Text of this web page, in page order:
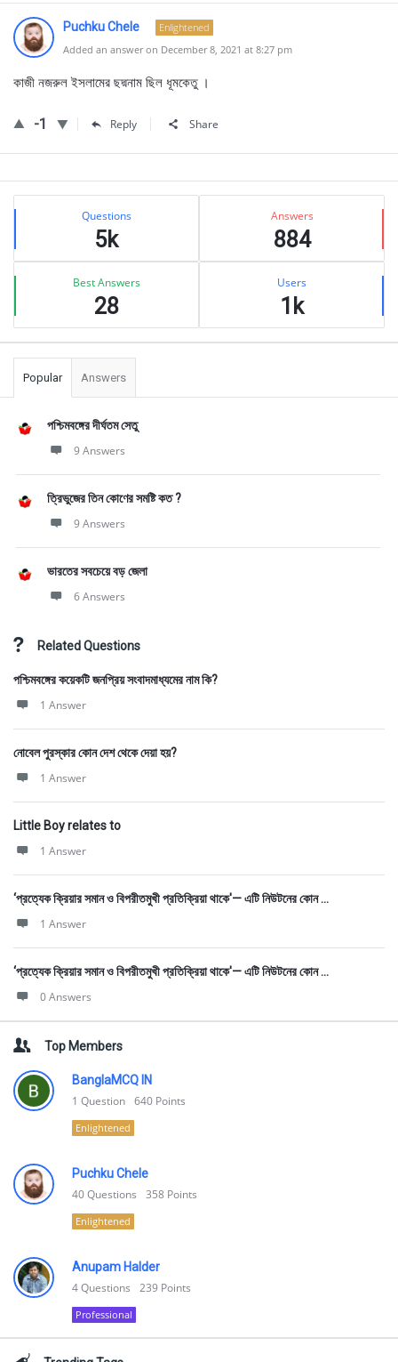
Puchku Chele
Enlightened
Added an answer on December 8, 2021 at 8:27 pm
কাজী নজরুল ইসলামের ছদ্মনাম ছিল ধূমকেতু ।
-1 Reply Share
Sidebar
Stats Questions
5k
Answers
884
Best Answers
28
Users
1k
Popular Answers
পশ্চিমবঙ্গের দীর্ঘতম সেতু
9 Answers
ত্রিভুজের তিন কোণের সমষ্টি কত ?
9 Answers
ভারতের সবচেয়ে বড় জেলা
6 Answers
Related Questions
পশ্চিমবঙ্গের কয়েকটি জনপ্রিয় সংবাদমাধ্যমের নাম কি?
1 Answer
নোবেল পুরস্কার কোন দেশ থেকে দেয়া হয়?
1 Answer
Little Boy relates to
1 Answer
‘প্রত্যেক ক্রিয়ার সমান ও বিপরীতমুখী প্রতিক্রিয়া থাকে'— এটি নিউটনের কোন ...
1 Answer
‘প্রত্যেক ক্রিয়ার সমান ও বিপরীতমুখী প্রতিক্রিয়া থাকে'— এটি নিউটনের কোন ...
0 Answers
Top Members
BanglaMCQ IN
1 Question 640 Points
Enlightened
Puchku Chele
40Questions 358 Points
Enlightened
Anupam Halder
4Questions 239 Points
Professional